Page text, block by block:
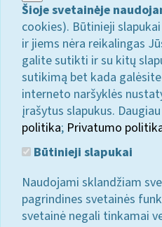
Šioje svetainėje
cookies). Būtinieji
ir jiems nėra reikalingas
galite sutikti ir su kitų
sutikimą bet kada
interneto naršyklės
įrašytus slapukus.
politika; Privatumo
Būtinieji slapukai
Naudojami sklandžiam
pagrindines svetainės
svetainė negali tinkamai